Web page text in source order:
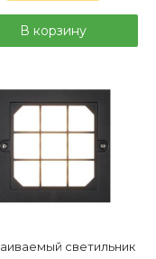
В корзину
светильник